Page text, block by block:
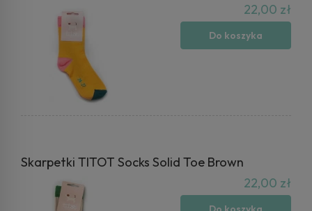
22,00 zł
Do koszyka
Skarpetki TITOT Socks Solid Toe Brown
22,00 zł